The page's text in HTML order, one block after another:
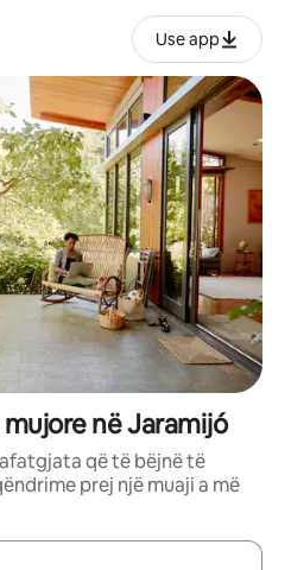
Use app
në Jaramijó
që të bëjnë të
prej një muaji a më